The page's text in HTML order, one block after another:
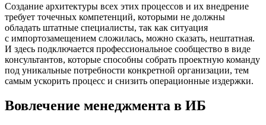
Создание архитектуры всех этих процессов и их внедрение
требует точечных компетенций, которыми не должны
обладать штатные специалисты, так как ситуация
с импортозамещением сложилась, можно сказать, нештатная.
И здесь подключается профессиональное сообщество в виде
консультантов, которые способны собрать проектную команду
под уникальные потребности конкретной организации, тем
самым ускорить процесс и снизить операционные издержки.
Вовлечение менеджмента в ИБ